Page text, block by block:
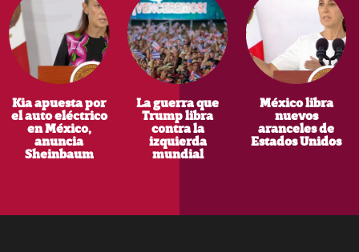
Kia apuesta por
el auto eléctrico
en México,
anuncia
Sheinbaum
La guerra que
Trump libra
contra la
izquierda
mundial
México libra
nuevos
aranceles de
Estados Unidos